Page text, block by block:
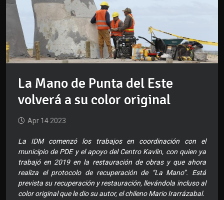
La Mano de Punta del Este
volverá a su color original
Apr 14 2023
La IDM comenzó los trabajos en coordinación con el
municipio de PDE y el apoyo del Centro Kavlin, con quien ya
trabajó en 2019 en la restauración de obras y que ahora
realiza el protocolo de recuperación de “La Mano”. Está
prevista su recuperación y restauración, llevándola incluso al
color original que le dio su autor, el chileno Mario Irarrázabal.